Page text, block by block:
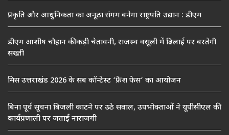
प्रकृति और आधुनिकता का अनूठा संगम बनेगा राष्ट्रपति उद्यान : डीएम
डीएम आशीष चौहान की कड़ी चेतावनी, राजस्व वसूली में ढिलाई पर बरतेगी
सख्ती
मिस उत्तराखंड 2026 के सब कॉन्टेस्ट ‘फ्रेश फेस’ का आयोजन
बिना पूर्व सूचना बिजली काटने पर उठे सवाल, उपभोक्ताओं ने यूपीसीएल की
कार्यप्रणाली पर जताई नाराजगी